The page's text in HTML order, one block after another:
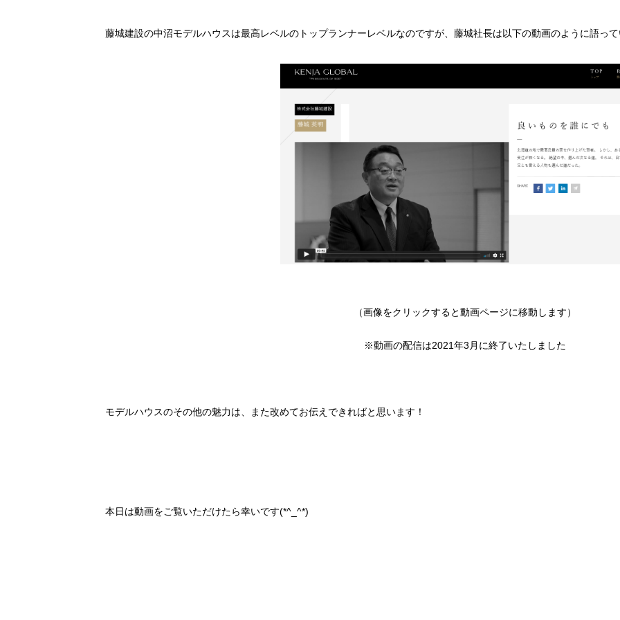
藤城建設の中沼モデルハウスは最高レベルのトップランナーレベルなのですが、藤城社長は以下の動画のように語っ
（画像をクリックすると動画ページに移動します）
※動画の配信は2021年3月に終了いたしました
モデルハウスのその他の魅力は、また改めてお伝えできればと思います！
本日は動画をご覧いただけたら幸いです(*^_^*)